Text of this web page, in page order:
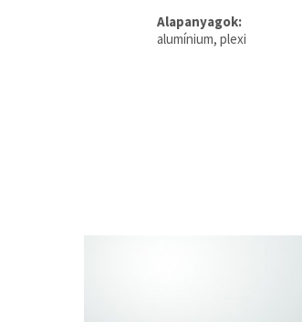
Alapanyagok:
alumínium, plexi